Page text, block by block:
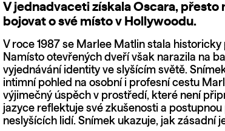
V jednadvaceti získala Oscara,
bojovat o své místo v Hollywoodu.
V roce 1987 se Marlee Matlin stala
Namísto otevřených dveří však narazila na
vyjednávání identity ve slyšícím světě.
intimní pohled na osobní i profesní cestu
výjimečný úspěch v prostředí, které není
jazyce reflektuje své zkušenosti a
neslyšících lidí. Snímek ukazuje, jak zásadní